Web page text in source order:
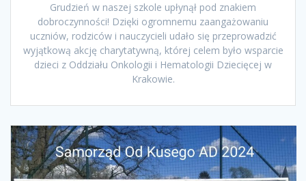
Grudzień w naszej szkole upłynął pod znakiem
dobroczynności! Dzięki ogromnemu zaangażowaniu
uczniów, rodziców i nauczycieli udało się przeprowadzić
wyjątkową akcję charytatywną, której celem było wsparcie
dzieci z Oddziału Onkologii i Hematologii Dziecięcej w
Krakowie.